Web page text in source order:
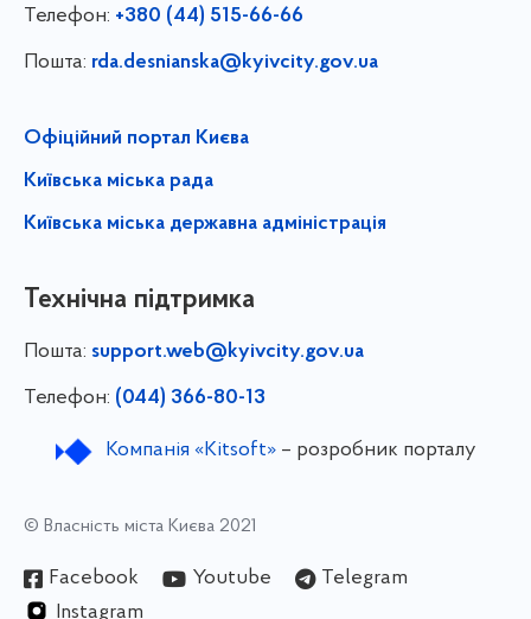
Телефон: +380 (44) 515-66-66
Пошта: rda.desnianska@kyivcity.gov.ua
Офіційний портал Києва
Київська міська рада
Київська міська державна адміністрація
Технічна підтримка
Пошта: support.web@kyivcity.gov.ua
Телефон: (044) 366-80-13
Компанія «Kitsoft»– розробник порталу
© Власність міста Києва 2021
Facebook Youtube
Telegram
Instagram